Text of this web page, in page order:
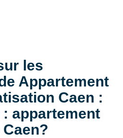
les
Appartement
Caen :
appartement